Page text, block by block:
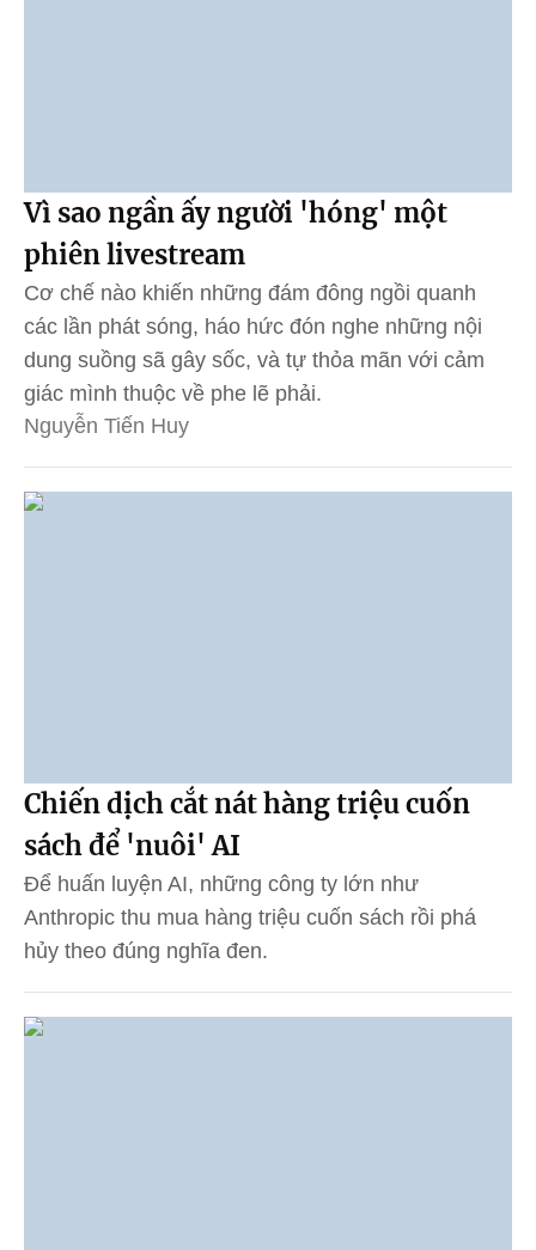
Vì sao ngần ấy người 'hóng' một
phiên livestream
Cơ chế nào khiến những đám đông ngồi quanh
các lần phát sóng, háo hức đón nghe những nội
dung suồng sã gây sốc, và tự thỏa mãn với cảm
giác mình thuộc về phe lẽ phải.
Nguyễn Tiến Huy
Chiến dịch cắt nát hàng triệu cuốn
sách để 'nuôi' AI
Để huấn luyện AI, những công ty lớn như
Anthropic thu mua hàng triệu cuốn sách rồi phá
hủy theo đúng nghĩa đen.